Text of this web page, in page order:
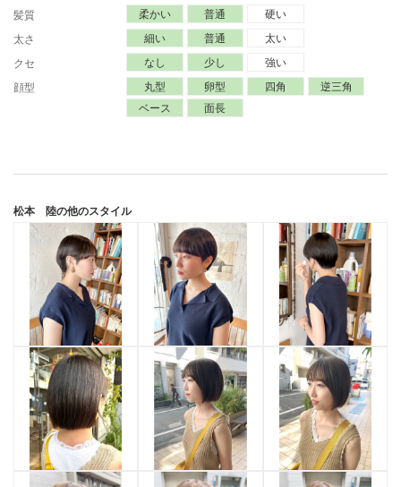
髪質
柔かい 普通
硬い
太さ
細い 普通
太い
クセ
なし 少し
強い
顔型
丸型 卵型 四角
逆三角
ベース
面長
松本 陸の他のスタイル